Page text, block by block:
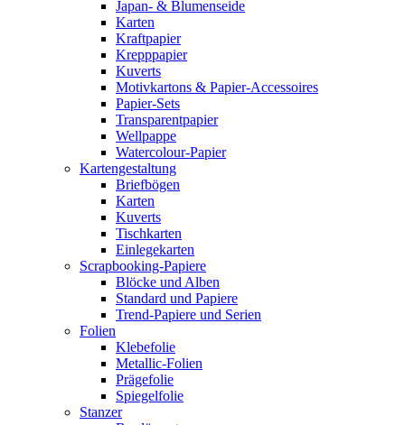
Japan- & Blumenseide
Karten
Kraftpapier
Krepppapier
Kuverts
Motivkartons & Papier-Accessoires
Papier-Sets
Transparentpapier
Wellpappe
Watercolour-Papier
Kartengestaltung
Briefbögen
Karten
Kuverts
Tischkarten
Einlegekarten
Scrapbooking-Papiere
Blöcke und Alben
Standard und Papiere
Trend-Papiere und Serien
Folien
Klebefolie
Metallic-Folien
Prägefolie
Spiegelfolie
Stanzer